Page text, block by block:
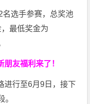
选手参赛，总奖池
最低奖金为
朋友福利来了！
进行至6月9日，接下
。